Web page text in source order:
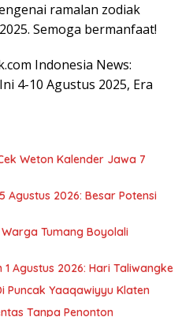
ramalan zodiak
Semoga bermanfaat!
Indonesia News:
4-10 Agustus 2025, Era
Weton Kalender Jawa 7
Agustus 2026: Besar Potensi
Tumang Boyolali
Agustus 2026: Hari Taliwangke
Puncak Yaaqawiyyu Klaten
Tanpa Penonton